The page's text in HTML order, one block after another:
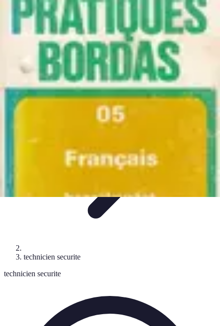
Technicien Sécurité
technicien securiteTendances Bonnes PratiquesConseils
Technicien Sécurité
technicien securite
technicien securite